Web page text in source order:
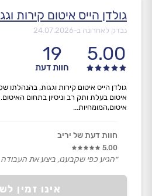
גולדן הייס איטום קירות
נבדק לאחרונה ב-24.07.2026
5.00
19
חוות דעת
אינו זמין
גולדן הייס איטום קירות וגגות, בהנהלתו
איטום בעלת ותק רב וניסיון בתחום
איטום,המומחיות...
חוות דעת של יריב
5.00
״הגיע כפי שקבענו, ביצע את העבודה